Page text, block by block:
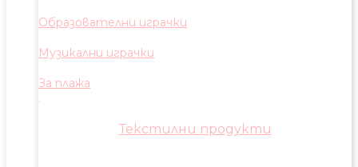
Образователни играчки
Музикални играчки
За плажа
Текстилни продукти